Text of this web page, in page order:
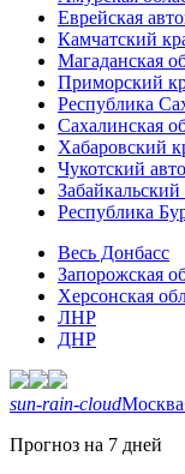
Еврейская
Камчатский
Магаданская
Приморский
Республика
Сахалинская
Хабаровский
Чукотский
Забайкальский
Республика
Весь Донбасс
Запорожская
Херсонская
ЛНР
ДНР
sun-rain-cloudМосква
Прогноз на 7 дней